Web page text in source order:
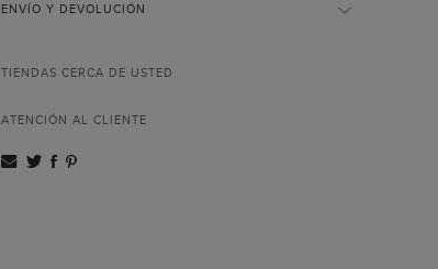
ENVÍO Y DEVOLUCIÓN
TIENDAS CERCA DE USTED
ATENCIÓN AL CLIENTE